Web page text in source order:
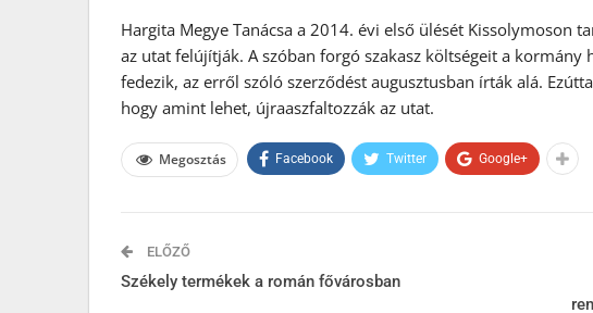
Hargita Megye Tanácsa a 2014. évi első ülését Kissolymoson
az utat felújítják. A szóban forgó szakasz költségeit a kormány
fedezik, az erről szóló szerződést augusztusban írták alá.
hogy amint lehet, újraaszfaltozzák az utat.
Megosztás Facebook Twitter Google+
ELŐZŐ
Székely termékek a román fővárosban